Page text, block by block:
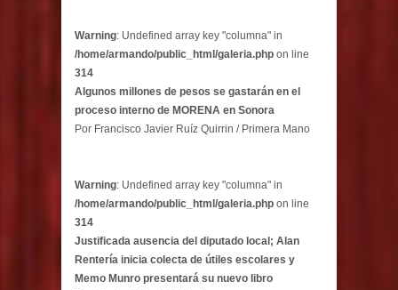
Warning: Undefined array key "columna" in
/home/armando/public_html/galeria.php on line
314
Algunos millones de pesos se gastarán en el
proceso interno de MORENA en Sonora
Por Francisco Javier Ruíz Quirrin / Primera Mano
Warning: Undefined array key "columna" in
/home/armando/public_html/galeria.php on line
314
Justificada ausencia del diputado local; Alan
Rentería inicia colecta de útiles escolares y
Memo Munro presentará su nuevo libro